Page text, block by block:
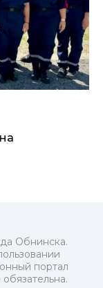
Обнинска.
портал